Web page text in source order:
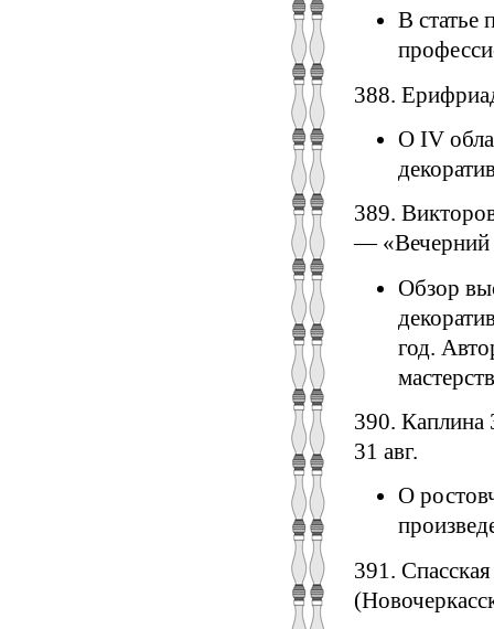
В статье
388.
О IV
389.
— «Вечерний
Обзор
год.
390.
31 авг.
О
391.